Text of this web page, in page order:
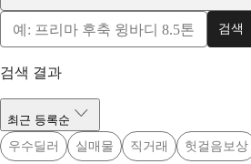
검색
검색 결과
최근 등록순
우수딜러
실매물 직거래 헛걸음보상